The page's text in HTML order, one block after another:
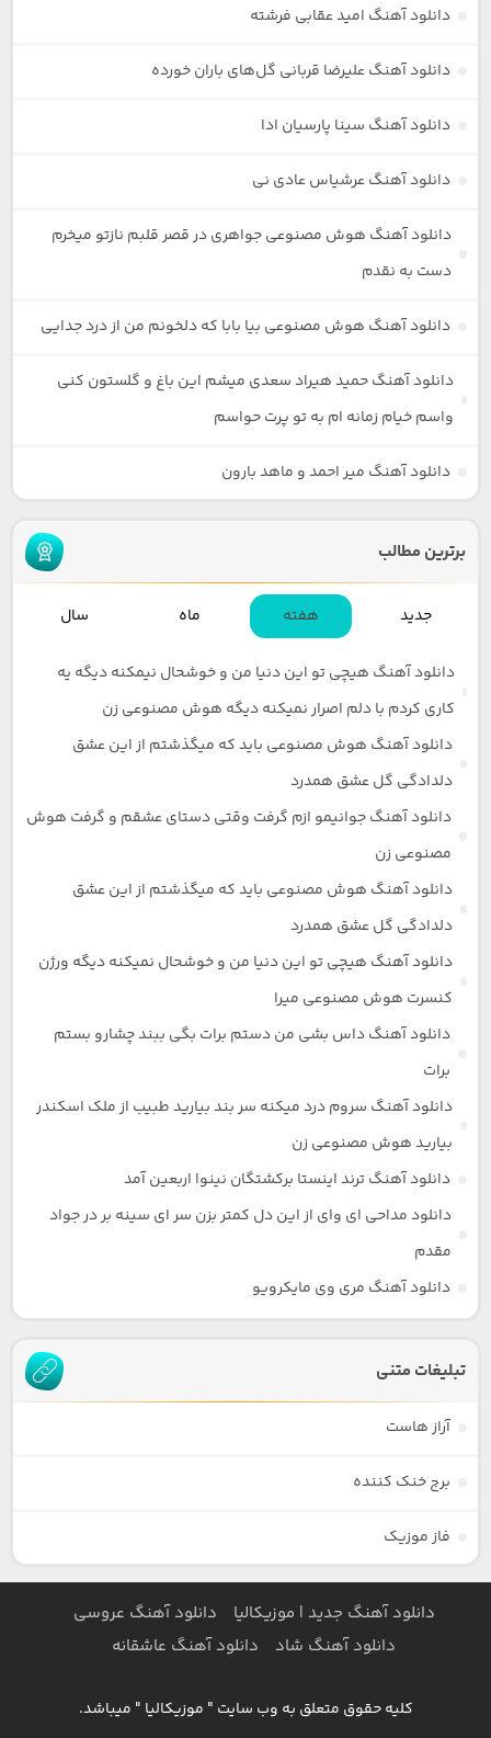
دانلود آهنگ امید عقابی فرشته
دانلود آهنگ علیرضا قربانی گل‌های باران خورده
دانلود آهنگ سینا پارسیان ادا
دانلود آهنگ عرشیاس عادی نی
دانلود آهنگ هوش مصنوعی جواهری در قصر قلبم نازتو میخرم
دست به نقدم
دانلود آهنگ هوش مصنوعی بیا بابا که دلخونم من از درد جدایی
دانلود آهنگ حمید هیراد سعدی میشم این باغ و گلستون کنی
واسم خیام زمانه ام به تو پرت حواسم
دانلود آهنگ میر احمد و ماهد بارون
برترین مطالب
جدید هفته ماه سال
دانلود آهنگ هیچی تو این دنیا من و خوشحال نیمکنه دیگه یه
کاری کردم با دلم اصرار نمیکنه دیگه هوش مصنوعی زن
دانلود آهنگ هوش مصنوعی باید که میگذشتم از این عشق
دلدادگی گل عشق همدرد
دانلود آهنگ جوانیمو ازم گرفت وقتی دستای عشقم و گرفت هوش
مصنوعی زن
دانلود آهنگ هوش مصنوعی باید که میگذشتم از این عشق
دلدادگی گل عشق همدرد
دانلود آهنگ هیچی تو این دنیا من و خوشحال نمیکنه دیگه ورژن
کنسرت هوش مصنوعی میرا
دانلود آهنگ داس بشی من دستم برات بگی ببند چشارو بستم
برات
دانلود آهنگ سروم درد میکنه سر بند بیارید طبیب از ملک اسکندر
بیارید هوش مصنوعی زن
دانلود آهنگ ترند اینستا برکشتگان نینوا اربعین آمد
دانلود مداحی ای وای از این دل کمتر بزن سر ای سینه بر در جواد
مقدم
دانلود آهنگ مری وی مایکرویو
تبلیغات متنی
آراز هاست
برج خنک کننده
فاز موزیک
دانلود آهنگ جدید | موزیکالیا
دانلود آهنگ عروسی
دانلود آهنگ شاد
دانلود آهنگ عاشقانه
کلیه حقوق متعلق به وب سایت " موزیکالیا " میباشد.